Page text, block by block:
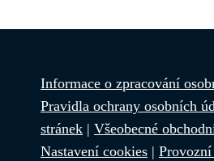
Informace o zpracování
Pravidla ochrany osobních
stránek | Všeobecné
Nastavení cookies | Provozní